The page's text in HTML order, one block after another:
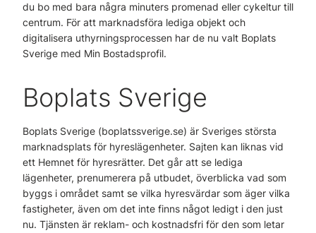
du bo med bara några minuters promenad eller cykeltur till
centrum. För att marknadsföra lediga objekt och
digitalisera uthyrningsprocessen har de nu valt Boplats
Sverige med Min Bostadsprofil.
Boplats Sverige
Boplats Sverige (boplatssverige.se) är Sveriges största
marknadsplats för hyreslägenheter. Sajten kan liknas vid
ett Hemnet för hyresrätter. Det går att se lediga
lägenheter, prenumerera på utbudet, överblicka vad som
byggs i området samt se vilka hyresvärdar som äger vilka
fastigheter, även om det inte finns något ledigt i den just
nu. Tjänsten är reklam- och kostnadsfri för den som letar